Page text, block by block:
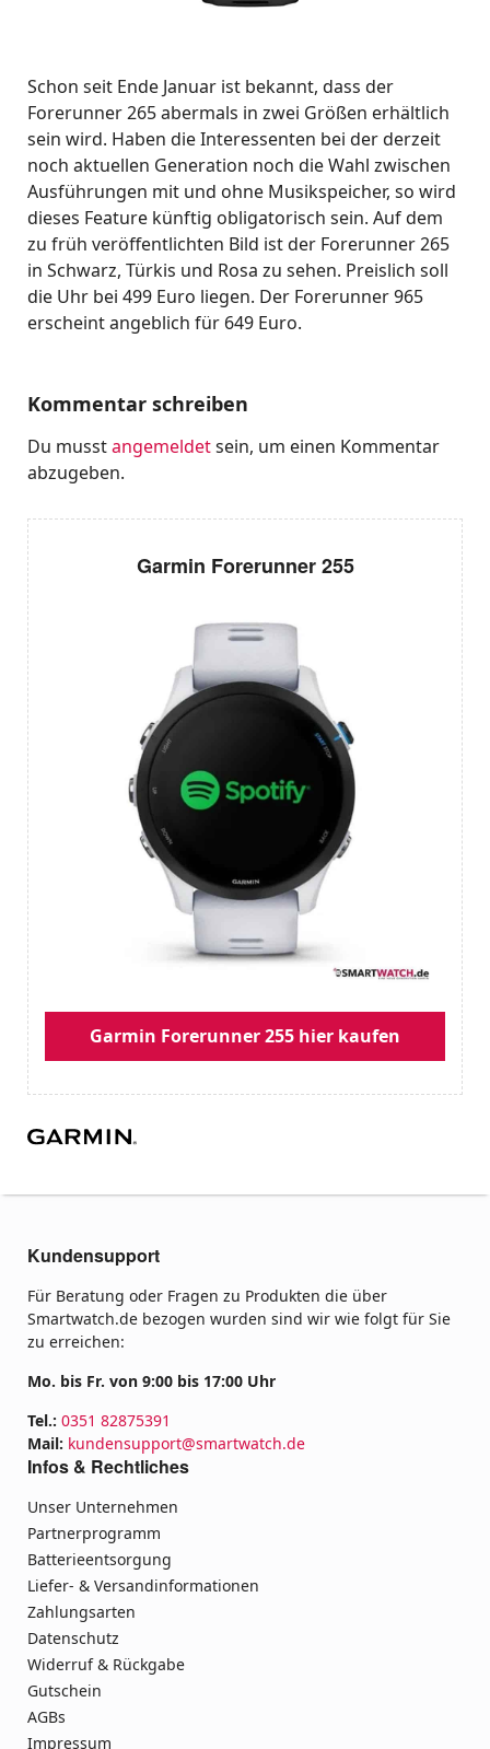
Schon seit Ende Januar ist bekannt, dass der
Forerunner 265 abermals in zwei Größen erhältlich
sein wird. Haben die Interessenten bei der derzeit
noch aktuellen Generation noch die Wahl zwischen
Ausführungen mit und ohne Musikspeicher, so wird
dieses Feature künftig obligatorisch sein. Auf dem
zu früh veröffentlichten Bild ist der Forerunner 265
in Schwarz, Türkis und Rosa zu sehen. Preislich soll
die Uhr bei 499 Euro liegen. Der Forerunner 965
erscheint angeblich für 649 Euro.
Kommentar schreiben
Du musstangemeldetsein, um einen Kommentar
abzugeben.
Garmin Forerunner 255
Garmin Forerunner 255 hier kaufen
Kundensupport
Für Beratung oder Fragen zu Produkten die über
Smartwatch.de bezogen wurden sind wir wie folgt für Sie
zu erreichen:
Mo. bis Fr. von 9:00 bis 17:00 Uhr
Tel.: 0351 82875391
Mail: kundensupport@smartwatch.de
Infos & Rechtliches
Unser Unternehmen
Partnerprogramm
Batterieentsorgung
Liefer- & Versandinformationen
Zahlungsarten
Datenschutz
Widerruf & Rückgabe
Gutschein
AGBs
Impressum